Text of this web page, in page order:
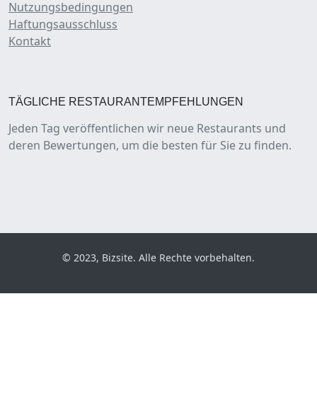
Nutzungsbedingungen
Haftungsausschluss
Kontakt
TÄGLICHE RESTAURANTEMPFEHLUNGEN
Jeden Tag veröffentlichen wir neue Restaurants und
deren Bewertungen, um die besten für Sie zu finden.
© 2023, Bizsite. Alle Rechte vorbehalten.